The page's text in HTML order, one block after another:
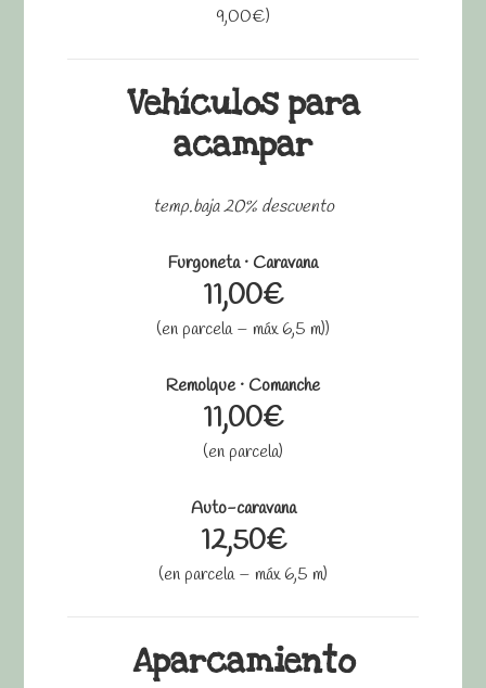
9,00€)
Vehículos para
acampar
temp.baja 20% descuento
Furgoneta · Caravana
11,00€
(en parcela – máx 6,5 m))
Remolque · Comanche
11,00€
(en parcela)
Auto-caravana
12,50€
(en parcela – máx 6,5 m)
Aparcamiento